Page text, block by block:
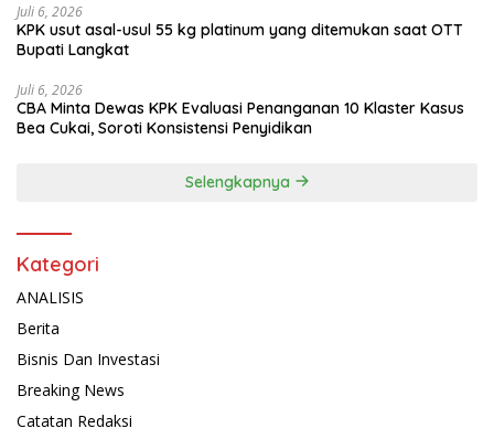
Juli 6, 2026
KPK usut asal-usul 55 kg platinum yang ditemukan saat OTT
Bupati Langkat
Juli 6, 2026
CBA Minta Dewas KPK Evaluasi Penanganan 10 Klaster Kasus
Bea Cukai, Soroti Konsistensi Penyidikan
Selengkapnya
Kategori
ANALISIS
Berita
Bisnis Dan Investasi
Breaking News
Catatan Redaksi